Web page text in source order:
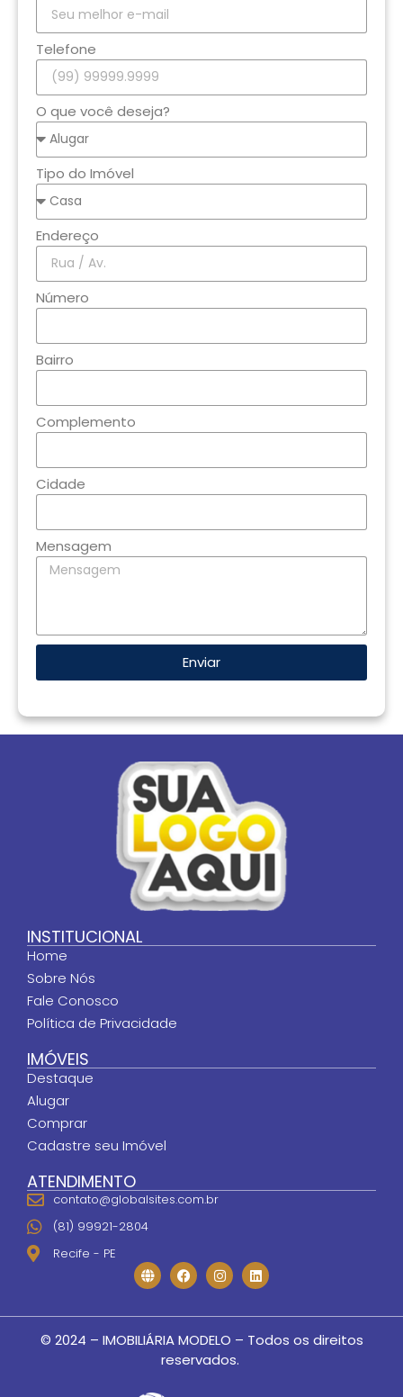
Telefone
O que você deseja?
Tipo do Imóvel
Endereço
Número
Bairro
Complemento
Cidade
Mensagem
Enviar
INSTITUCIONAL
Home
Sobre Nós
Fale Conosco
Política de Privacidade
IMÓVEIS
Destaque
Alugar
Comprar
Cadastre seu Imóvel
ATENDIMENTO
contato@globalsites.com.br
(81) 99921-2804
Recife - PE
© 2024 – IMOBILIÁRIA MODELO – Todos os direitos
reservados.